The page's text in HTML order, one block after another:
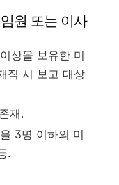
원 또는 이사
상을 보유한 미
직 시 보고 대상
재.
3명 이하의 미
.